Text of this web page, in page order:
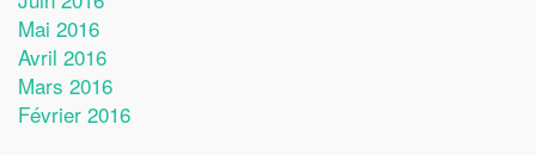
Mai 2016
Avril 2016
Mars 2016
Février 2016